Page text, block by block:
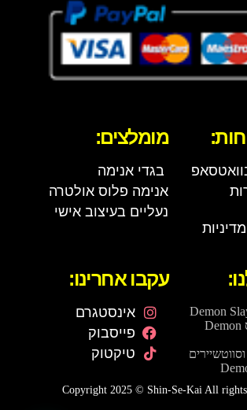
מומלצים:
בגדי אנימה
אנימה פלוס אולטרה
נעליים בעיצוב אישי
טי שירטס Demon
עקבו אחרינו:
אינסטגרם
פייסבוק
טיקטוק
Copyright 2025 © Shin-Se-Kai All rights